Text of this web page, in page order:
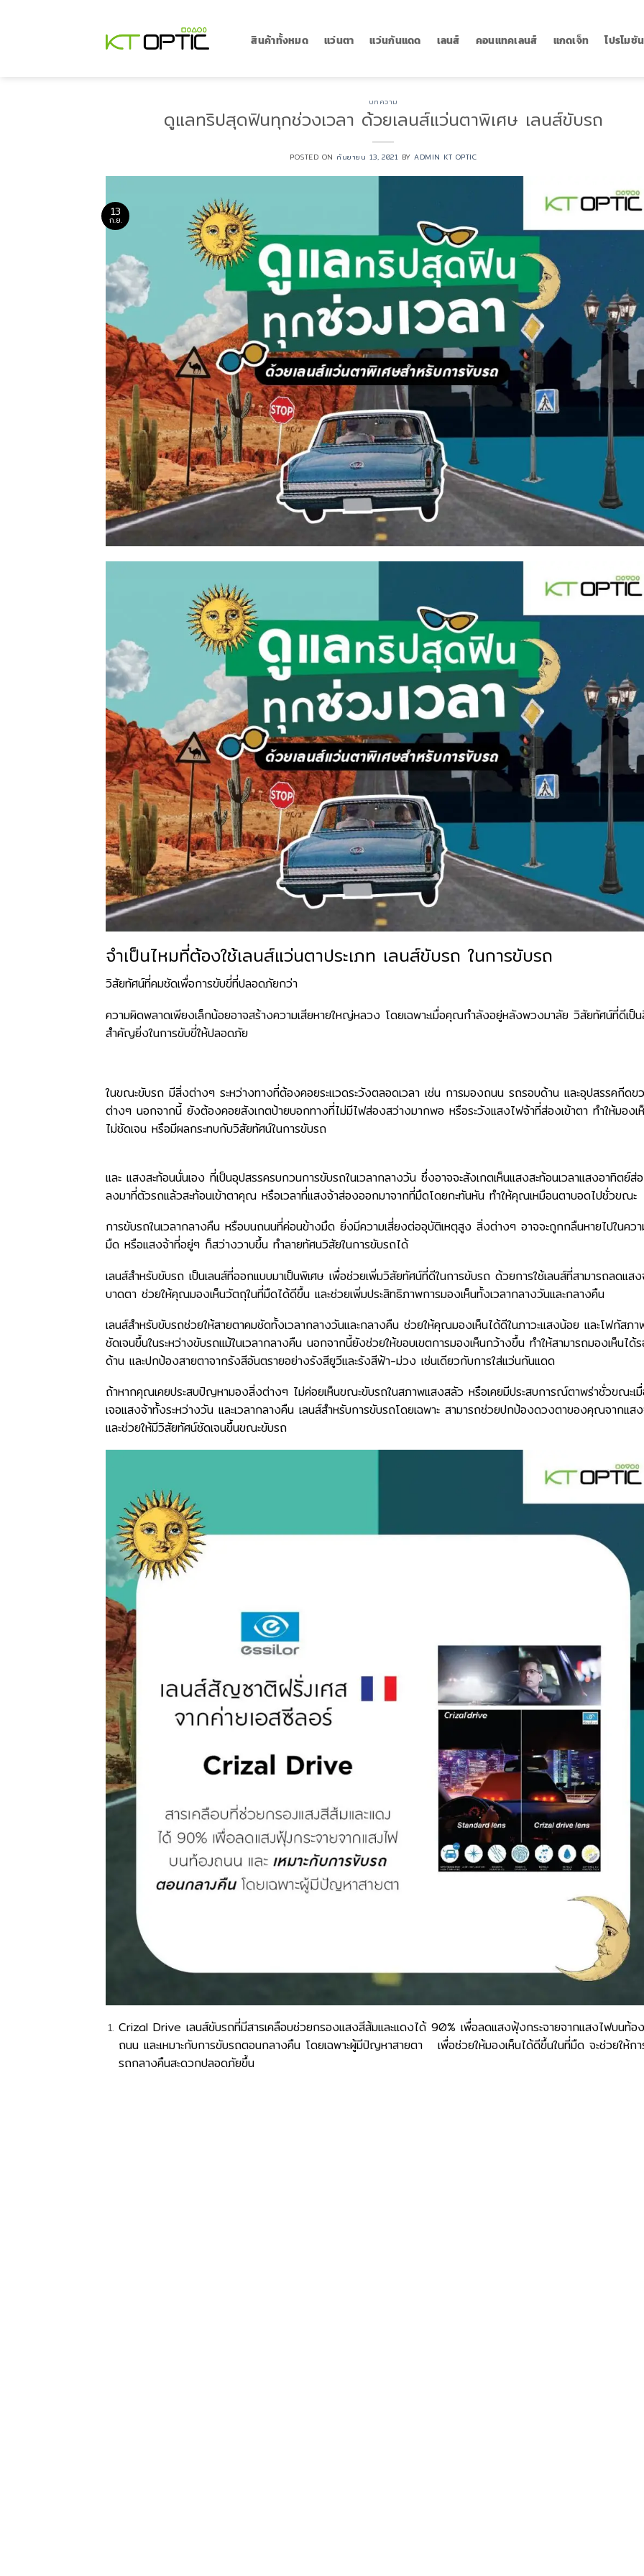
สินค้าทั้งหมด แว่นตา แว่นกันแดด เลนส์ คอนแทคเลนส์ แกดเจ็ท โปรโมชัน
บทความ
ดูแลทริปสุดฟินทุกช่วงเวลา ด้วยเลนส์แว่นตาพิเศษ เลนส์ขับรถ
POSTED ONกันยายน 13, 2021 BYADMIN KT OPTIC
13
ก.ย.
จำเป็นไหมที่ต้องใช้เลนส์แว่นตาประเภท เลนส์ขับรถ ในการขับรถ
วิสัยทัศน์ที่คมชัดเพื่อการขับขี่ที่ปลอดภัยกว่า
ความผิดพลาดเพียงเล็กน้อยอาจสร้างความเสียหายใหญ่หลวง โดยเฉพาะเมื่อคุณกำลังอยู่หลังพวงมาลัย วิสัยทัศน์ที่ดีเป็
สำคัญยิ่งในการขับขี่ให้ปลอดภัย
ในขณะขับรถ มีสิ่งต่างๆ ระหว่างทางที่ต้องคอยระแวดระวังตลอดเวลา เช่น การมองถนน รถรอบด้าน และอุปสรรคกีดข
ต่างๆ นอกจากนี้ ยังต้องคอยสังเกตป้ายบอกทางที่ไม่มีไฟส่องสว่างมากพอ หรือระวังแสงไฟจ้าที่ส่องเข้าตา ทำให้มองเ
ไม่ชัดเจน หรือมีผลกระทบกับวิสัยทัศน์ในการขับรถ
และ แสงสะท้อนนั่นเอง ที่เป็นอุปสรรครบกวนการขับรถในเวลากลางวัน ซึ่งอาจจะสังเกตเห็นแสงสะท้อนเวลาแสงอาทิตย์ส่
ลงมาที่ตัวรถแล้วสะท้อนเข้าตาคุณ หรือเวลาที่แสงจ้าส่องออกมาจากที่มืดโดยกะทันหัน ทำให้คุณเหมือนตาบอดไปชั่วขณะ
การขับรถในเวลากลางคืน หรือบนถนนที่ค่อนข้างมืด ยิ่งมีความเสี่ยงต่ออุบัติเหตุสูง สิ่งต่างๆ อาจจะถูกกลืนหายไปในคว
มืด หรือแสงจ้าที่อยู่ๆ ก็สว่างวาบขึ้น ทำลายทัศนวิสัยในการขับรถได้
เลนส์สำหรับขับรถ เป็นเลนส์ที่ออกแบบมาเป็นพิเศษ เพื่อช่วยเพิ่มวิสัยทัศน์ที่ดีในการขับรถ ด้วยการใช้เลนส์ที่สามารถลดแส
บาดตา ช่วยให้คุณมองเห็นวัตถุในที่มืดได้ดีขึ้น และช่วยเพิ่มประสิทธิภาพการมองเห็นทั้งเวลากลางวันและกลางคืน
เลนส์สำหรับขับรถช่วยให้สายตาคมชัดทั้งเวลากลางวันและกลางคืน ช่วยให้คุณมองเห็นได้ดีในภาวะแสงน้อย และโฟกัสภา
ชัดเจนขึ้นในระหว่างขับรถแม้ในเวลากลางคืน นอกจากนี้ยังช่วยให้ขอบเขตการมองเห็นกว้างขึ้น ทำให้สามารถมองเห็นได้
ด้าน และปกป้องสายตาจากรังสีอันตรายอย่างรังสียูวีและรังสีฟ้า-ม่วง เช่นเดียวกับการใส่แว่นกันแดด
ถ้าหากคุณเคยประสบปัญหามองสิ่งต่างๆ ไม่ค่อยเห็นขณะขับรถในสภาพแสงสลัว หรือเคยมีประสบการณ์ตาพร่าชั่วขณะเ
เจอแสงจ้าทั้งระหว่างวัน และเวลากลางคืน เลนส์สำหรับการขับรถโดยเฉพาะ สามารถช่วยปกป้องดวงตาของคุณจากแส
และช่วยให้มีวิสัยทัศน์ชัดเจนขึ้นขณะขับรถ
Crizal Drive เลนส์ขับรถที่มีสารเคลือบช่วยกรองแสงสีส้มและแดงได้ 90% เพื่อลดแสงฟุ้งกระจายจากแสงไฟบนท้อง
ถนน และเหมาะกับการขับรถตอนกลางคืน โดยเฉพาะผู้มีปัญหาสายตา เพื่อช่วยให้มองเห็นได้ดีขึ้นในที่มืด จะช่วยให้ก
รถกลางคืนสะดวกปลอดภัยขึ้น